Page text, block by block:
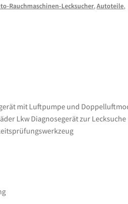
Rauchmaschinen-Lecksucher,Autoteile,
mit Luftpumpe und
Lkw Diagnosegerät zur Lecksuche